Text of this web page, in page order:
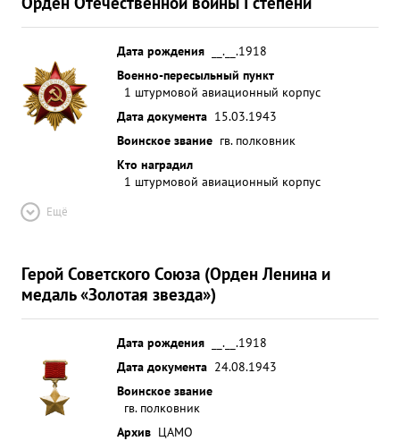
Дата рождения
__.__.1918
Военно-пересыльный пункт
1 штурмовой авиационный корпус
Дата документа 15.03.1943
Воинское звание гв. полковник
Кто наградил
1 штурмовой авиационный корпус
Ещё
Герой Советского Союза (Орден Ленина и
медаль «Золотая звезда»)
Дата рождения
__.__.1918
Дата документа 24.08.1943
Воинское звание
гв. полковник
Архив ЦАМО